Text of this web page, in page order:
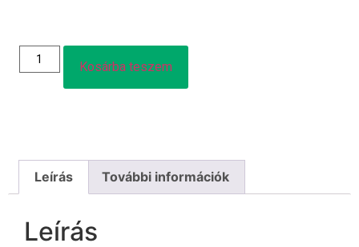
Kosárba teszem
Leírás További információk
Leírás